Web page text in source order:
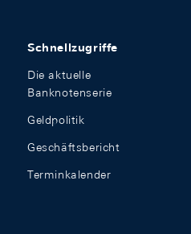
Schnellzugriffe
Die aktuelle
Banknotenserie
Geldpolitik
Geschäftsbericht
Terminkalender